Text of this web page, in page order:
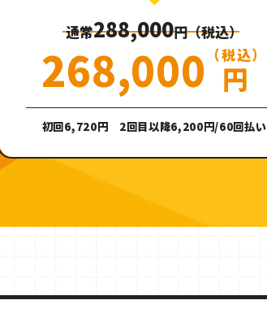
通常288,000円（税込）
268,000 （税込）
円
初回6,720円 2回目以降6,200円/60回払い